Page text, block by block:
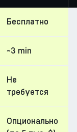
Бесплатно
~3 min
Не
требуется
Опционально